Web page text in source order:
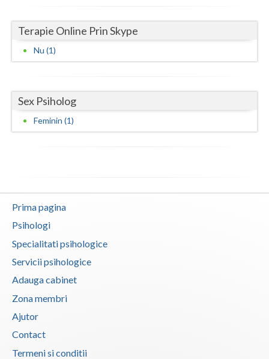
Satu-Mare
Sibiu
Teleorman
Timis
Vaslui
Vrancea
Terapie Online Prin Skype
Nu (1)
Sex Psiholog
Feminin (1)
Prima pagina
Psihologi
Specialitati psihologice
Servicii psihologice
Adauga cabinet
Zona membri
Ajutor
Contact
Termeni si conditii